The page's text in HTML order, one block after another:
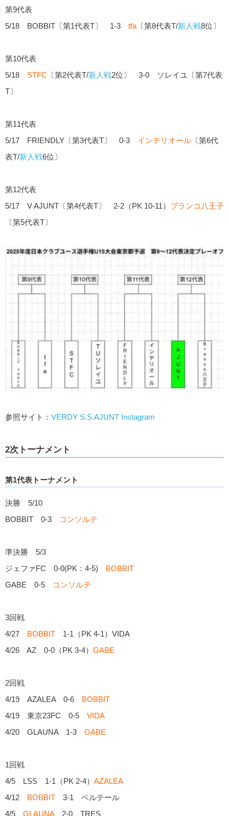
第9代表
5/18 BOBBIT〔第1代表T〕 1-3 tfa 〔第8代表T/新人戦8位〕
第10代表
5/18 STFC 〔第2代表T/新人戦2位〕 3-0 ソレイユ〔第7代表
T〕
第11代表
5/17 FRIENDLY〔第3代表T〕 0-3 インテリオール 〔第6代
表T/新人戦6位〕
第12代表
5/17 V AJUNT〔第4代表T〕 2-2（PK 10-11） ブランコ八王子
〔第5代表T〕
参照サイト： VERDY S.S.AJUNT Instagram
2次トーナメント
第1代表トーナメント
決勝 5/10
BOBBIT 0-3
コンソルテ
準決勝 5/3
ジェファFC 0-0(PK：4-5) BOBBIT
GABE 0-5
コンソルテ
3回戦
4/27 BOBBIT 1-1（PK 4-1）VIDA
4/26 AZ 0-0（PK 3-4） GABE
2回戦
4/19 AZALEA 0-6 BOBBIT
4/19 東京23FC 0-5 VIDA
4/20 GLAUNA 1-3 GABE
1回戦
4/5 LSS 1-1（PK 2-4） AZALEA
4/12 BOBBIT 3-1 ベルテール
4/5 GLAUNA2-0 TRES